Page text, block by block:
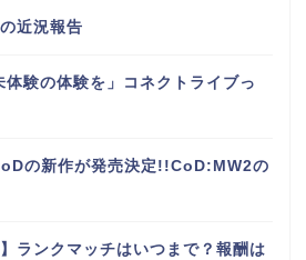
近況報告
体験の体験を」コネクトライブっ
の新作が発売決定!!CoD:MW2の
ランクマッチはいつまで？報酬は